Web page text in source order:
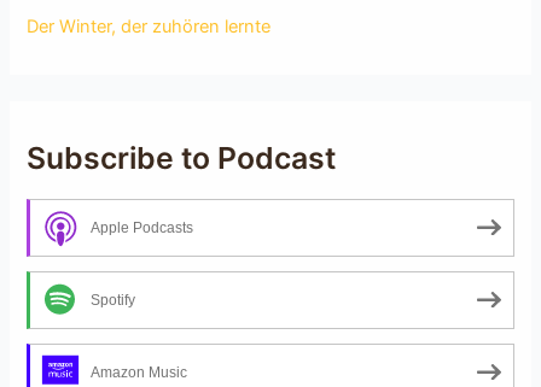
Der Winter, der zuhören lernte
Subscribe to Podcast
Apple Podcasts
Spotify
Amazon Music